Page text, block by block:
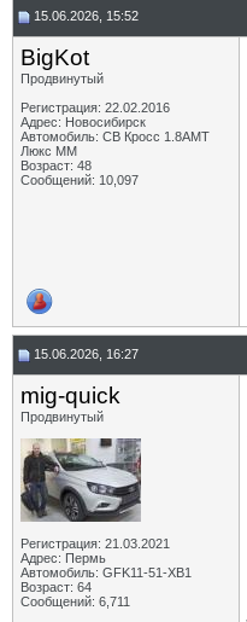
15.06.2026, 15:52
BigKot
Продвинутый
Регистрация: 22.02.2016
Адрес: Новосибирск
Автомобиль: СВ Кросс 1.8АМТ
Люкс ММ
Возраст: 48
Сообщений: 10,097
15.06.2026, 16:27
mig-quick
Продвинутый
Регистрация: 21.03.2021
Адрес: Пермь
Автомобиль: GFK11-51-ХВ1
Возраст: 64
Сообщений: 6,711